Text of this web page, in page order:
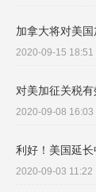
加拿大将对美
2020-09-15 18:51
对美加征关税
2020-09-08 16:03
利好！美国延
2020-09-03 11:22